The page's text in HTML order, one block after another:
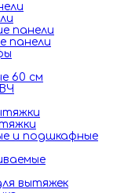
панели
панели
60 см
и подшкафные
вытяжек